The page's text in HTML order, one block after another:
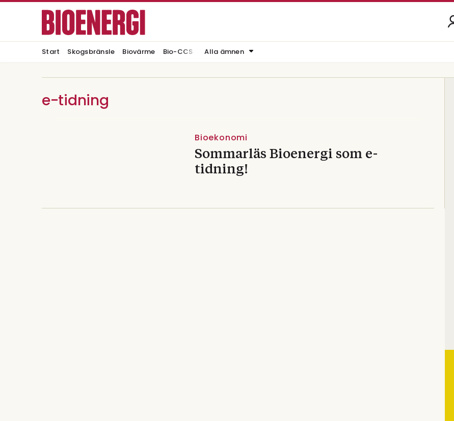
Start Skogsbränsle Biovärme Bio-CCS Alla ämnen
e-tidning
Bioekonomi
Sommarläs Bioenergi som e-
tidning!